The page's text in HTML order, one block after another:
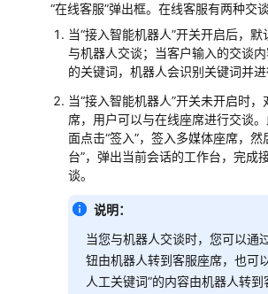
“在线客服”弹出框。在线客服有两种交谈
当“接入智能机器人”开关开启后，
与机器人交谈；当客户输入的交谈
的关键词，机器人会识别关键词并进
当“接入智能机器人”开关未开启时
席，用户可以与在线座席进行交谈
面点击“签入”，签入多媒体座席，然
台”，弹出当前会话的工作台，完成
谈。
说明：
当您与机器人交谈时，您可以通
钮由机器人转到客服座席，也可
人工关键词”的内容由机器人转到